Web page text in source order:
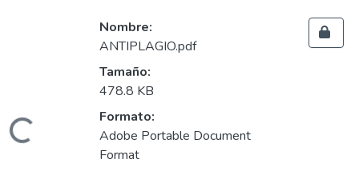
Nombre:
ANTIPLAGIO.pdf
Tamaño:
478.8 KB
Formato:
Adobe Portable Document
Format